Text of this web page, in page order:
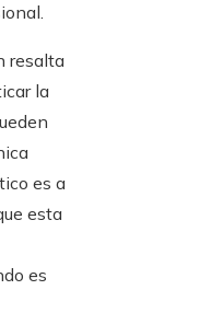
resalta
la
es a
esta
es